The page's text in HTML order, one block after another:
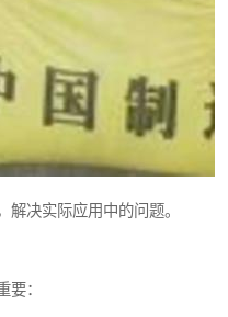
决实际应用中的问题。
：